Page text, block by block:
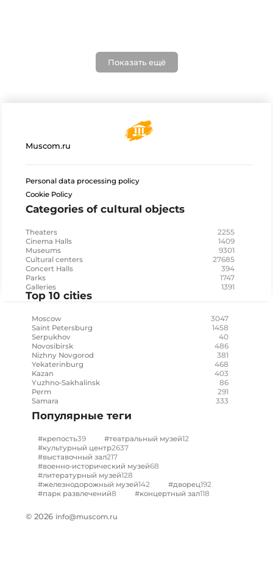
Показать ещё
Muscom.ru
Personal data processing policy
Cookie Policy
Categories of cultural objects
Theaters 2255
Cinema Halls 1409
Museums 9301
Cultural centers 27685
Concert Halls 394
Parks 1747
Galleries 1391
Top 10 cities
Moscow 3047
Saint Petersburg 1458
Serpukhov 40
Novosibirsk 486
Nizhny Novgorod 381
Yekaterinburg 468
Kazan 403
Yuzhno-Sakhalinsk 86
Perm 291
Samara 333
Популярные теги
#крепость39 #театральный музей12
#культурный центр2637
#выставочный зал217
#военно-исторический музей68
#литературный музей128
#железнодорожный музей142 #дворец192
#парк развлечений8 #концертный зал118
© 2026 info@muscom.ru